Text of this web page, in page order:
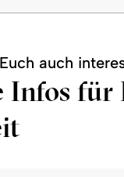
auch
Infos für